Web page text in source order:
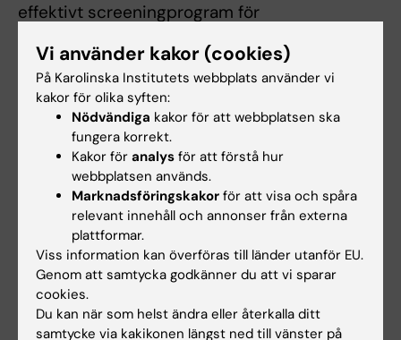
effektivt screeningprogram för
sikt etablera nationell HPV-screening i hela
Ukraina.
– Genom stödet till det här anslaget hoppas vi
kunna göra en påtaglig skillnad för kvinnor
i Zaporizjzja, och samtidigt bidra till det
pågående arbetet för att bekämpa
livmoderhalscancer, avslutar Sara Arroyo Mühr.
Tags
Anslag Cancer och onkologi Gynekologi
Vi använder kakor (cookies)
På Karolinska Institutets webbplats använder vi
kakor för olika syften:
Nödvändiga kakor för att webbplatsen ska
fungera korrekt.
Kakor för analys för att förstå hur
webbplatsen används.
Marknadsföringskakor för att visa och spåra
relevant innehåll och annonser från externa
plattformar.
Viss information kan överföras till länder utanför EU.
Genom att samtycka godkänner du att vi sparar
cookies.
Du kan när som helst ändra eller återkalla ditt
samtycke via kakikonen längst ned till vänster på